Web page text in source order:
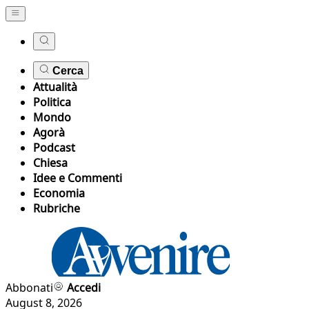
Cerca
Attualità
Politica
Mondo
Agorà
Podcast
Chiesa
Idee e Commenti
Economia
Rubriche
Abbonati
Accedi
August 8, 2026